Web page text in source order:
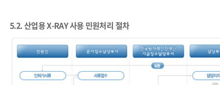
5.2.산업용X-RAY사용 민원처리 절차